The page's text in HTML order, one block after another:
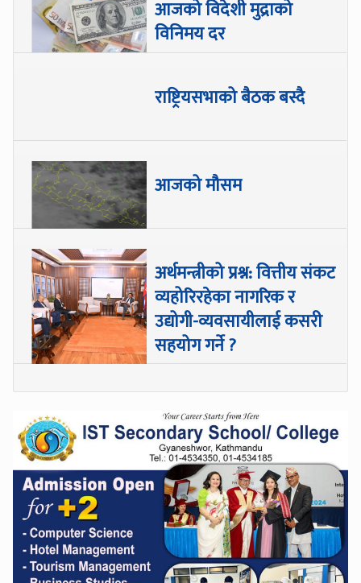
आजको विदेशी मुद्राको
विनिमय दर
राष्ट्रियसभाको बैठक बस्दै
आजको मौसम
अर्थमन्त्रीको प्रश्न: वित्तीय संकट
व्यहोरिरहेका नागरिक र
उद्योगी-व्यवसायीलाई कसरी
सहयोग गर्ने ?